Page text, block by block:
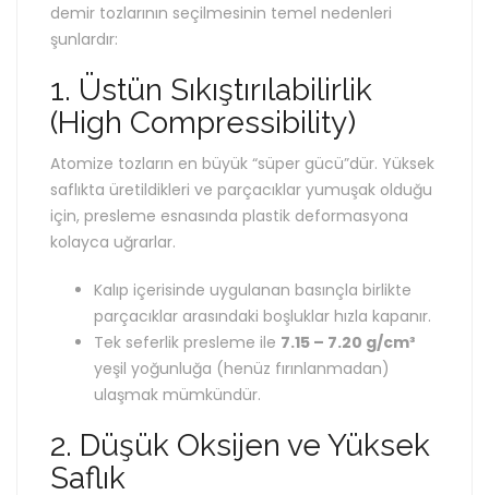
demir tozlarının seçilmesinin temel nedenleri
şunlardır:
1. Üstün Sıkıştırılabilirlik
(High Compressibility)
Atomize tozların en büyük “süper gücü”dür. Yüksek
saflıkta üretildikleri ve parçacıklar yumuşak olduğu
için, presleme esnasında plastik deformasyona
kolayca uğrarlar.
Kalıp içerisinde uygulanan basınçla birlikte
parçacıklar arasındaki boşluklar hızla kapanır.
Tek seferlik presleme ile 7.15 – 7.20 g/cm³
yeşil yoğunluğa (henüz fırınlanmadan)
ulaşmak mümkündür.
2. Düşük Oksijen ve Yüksek
Saflık